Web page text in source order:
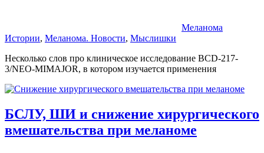
Меланома
Истории, Меланома. Новости, Мыслишки
Несколько слов про клиническое исследование BCD-217-
3/NEO-MIMAJOR, в котором изучается применения
БСЛУ, ШИ и снижение хирургического
вмешательства при меланоме